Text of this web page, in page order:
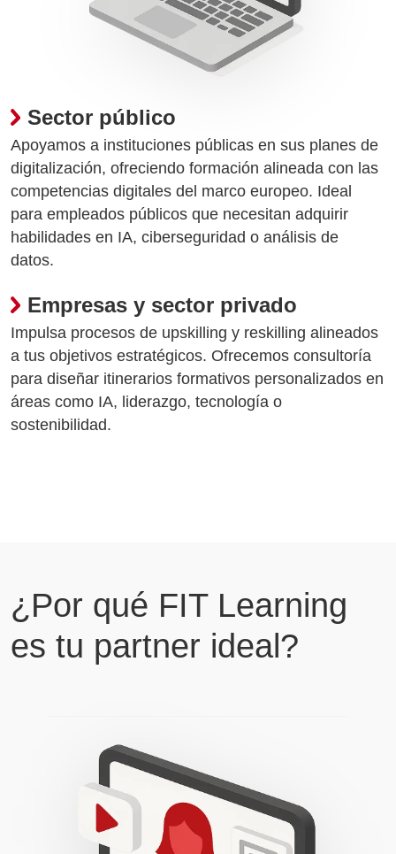
Sector público
Apoyamos a instituciones públicas en sus planes de
digitalización, ofreciendo formación alineada con las
competencias digitales del marco europeo. Ideal
para empleados públicos que necesitan adquirir
habilidades en IA, ciberseguridad o análisis de
datos.
Empresas y sector privado
Impulsa procesos de upskilling y reskilling alineados
a tus objetivos estratégicos. Ofrecemos consultoría
para diseñar itinerarios formativos personalizados en
áreas como IA, liderazgo, tecnología o
sostenibilidad.
¿Por qué FIT Learning
es tu partner ideal?